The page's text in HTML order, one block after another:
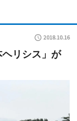
2018.10.16
リシス」が